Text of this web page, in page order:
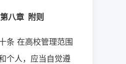
第八章 附则
条 在高校管理范围
个人，应当自觉遵